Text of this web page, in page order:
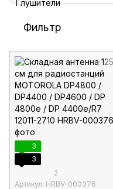
Фильтр
3
3
2
Артикул: HRBV-000376